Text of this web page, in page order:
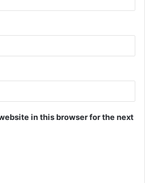
in this browser for the next